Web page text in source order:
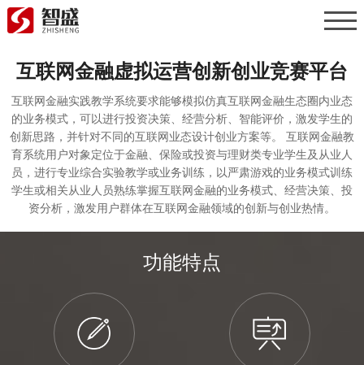
互联网金融虚拟运营创新创业竞赛平台
互联网金融实践教学系统要求能够模拟仿真互联网金融生态圈内业态
的业务模式，可以进行投资决策、经营分析、智能评价，激发学生的
创新思路，并针对不同的互联网业态设计创业方案等。 互联网金融教
育系统用户对象定位于金融、保险或投资与理财类专业学生及从业人
员，进行专业综合实验教学或业务训练，以严肃游戏的业务模式训练
学生或相关从业人员熟练掌握互联网金融的业务模式、经营决策、投
资分析，激发用户群体在互联网金融领域的创新与创业热情。
功能特点